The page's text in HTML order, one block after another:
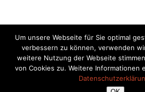
Um unsere Webseite für Sie optimal
verbessern zu können, verwenden
weitere Nutzung der Webseite
von Cookies zu. Weitere Informationen